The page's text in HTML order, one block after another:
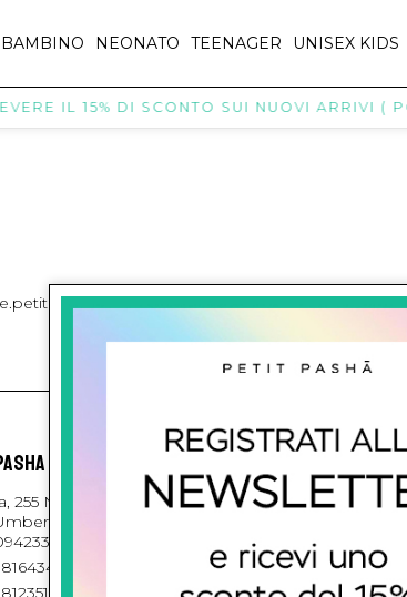
BAMBINO NEONATO TEENAGER UNISEX KIDS
IL 15% DI SCONTO SUI NUOVI ARRIVI (
255 Napoli
I 301 Napoli - Italia
L'azienda
Contatti
Pagamenti